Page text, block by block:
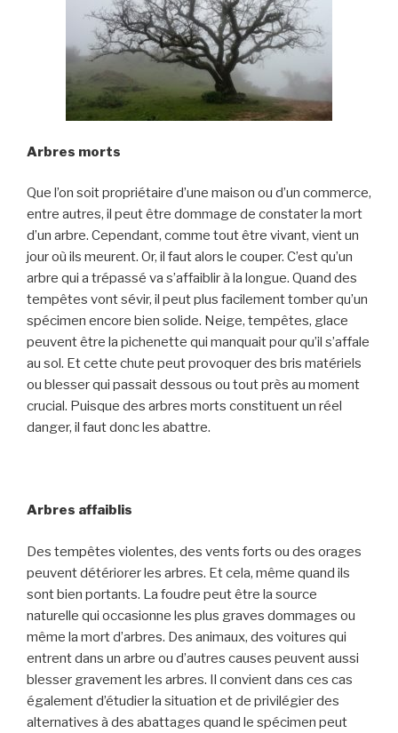
Arbres morts
Que l’on soit propriétaire d’une maison ou d’un commerce,
entre autres, il peut être dommage de constater la mort
d’un arbre. Cependant, comme tout être vivant, vient un
jour où ils meurent. Or, il faut alors le couper. C’est qu’un
arbre qui a trépassé va s’affaiblir à la longue. Quand des
tempêtes vont sévir, il peut plus facilement tomber qu’un
spécimen encore bien solide. Neige, tempêtes, glace
peuvent être la pichenette qui manquait pour qu’il s’affale
au sol. Et cette chute peut provoquer des bris matériels
ou blesser qui passait dessous ou tout près au moment
crucial. Puisque des arbres morts constituent un réel
danger, il faut donc les abattre.
Arbres affaiblis
Des tempêtes violentes, des vents forts ou des orages
peuvent détériorer les arbres. Et cela, même quand ils
sont bien portants. La foudre peut être la source
naturelle qui occasionne les plus graves dommages ou
même la mort d’arbres. Des animaux, des voitures qui
entrent dans un arbre ou d’autres causes peuvent aussi
blesser gravement les arbres. Il convient dans ces cas
également d’étudier la situation et de privilégier des
alternatives à des abattages quand le spécimen peut